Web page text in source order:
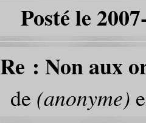
Posté le
Re : Non aux
de (anonyme)